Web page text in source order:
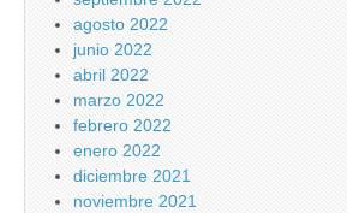
agosto 2022
junio 2022
abril 2022
marzo 2022
febrero 2022
enero 2022
diciembre 2021
noviembre 2021